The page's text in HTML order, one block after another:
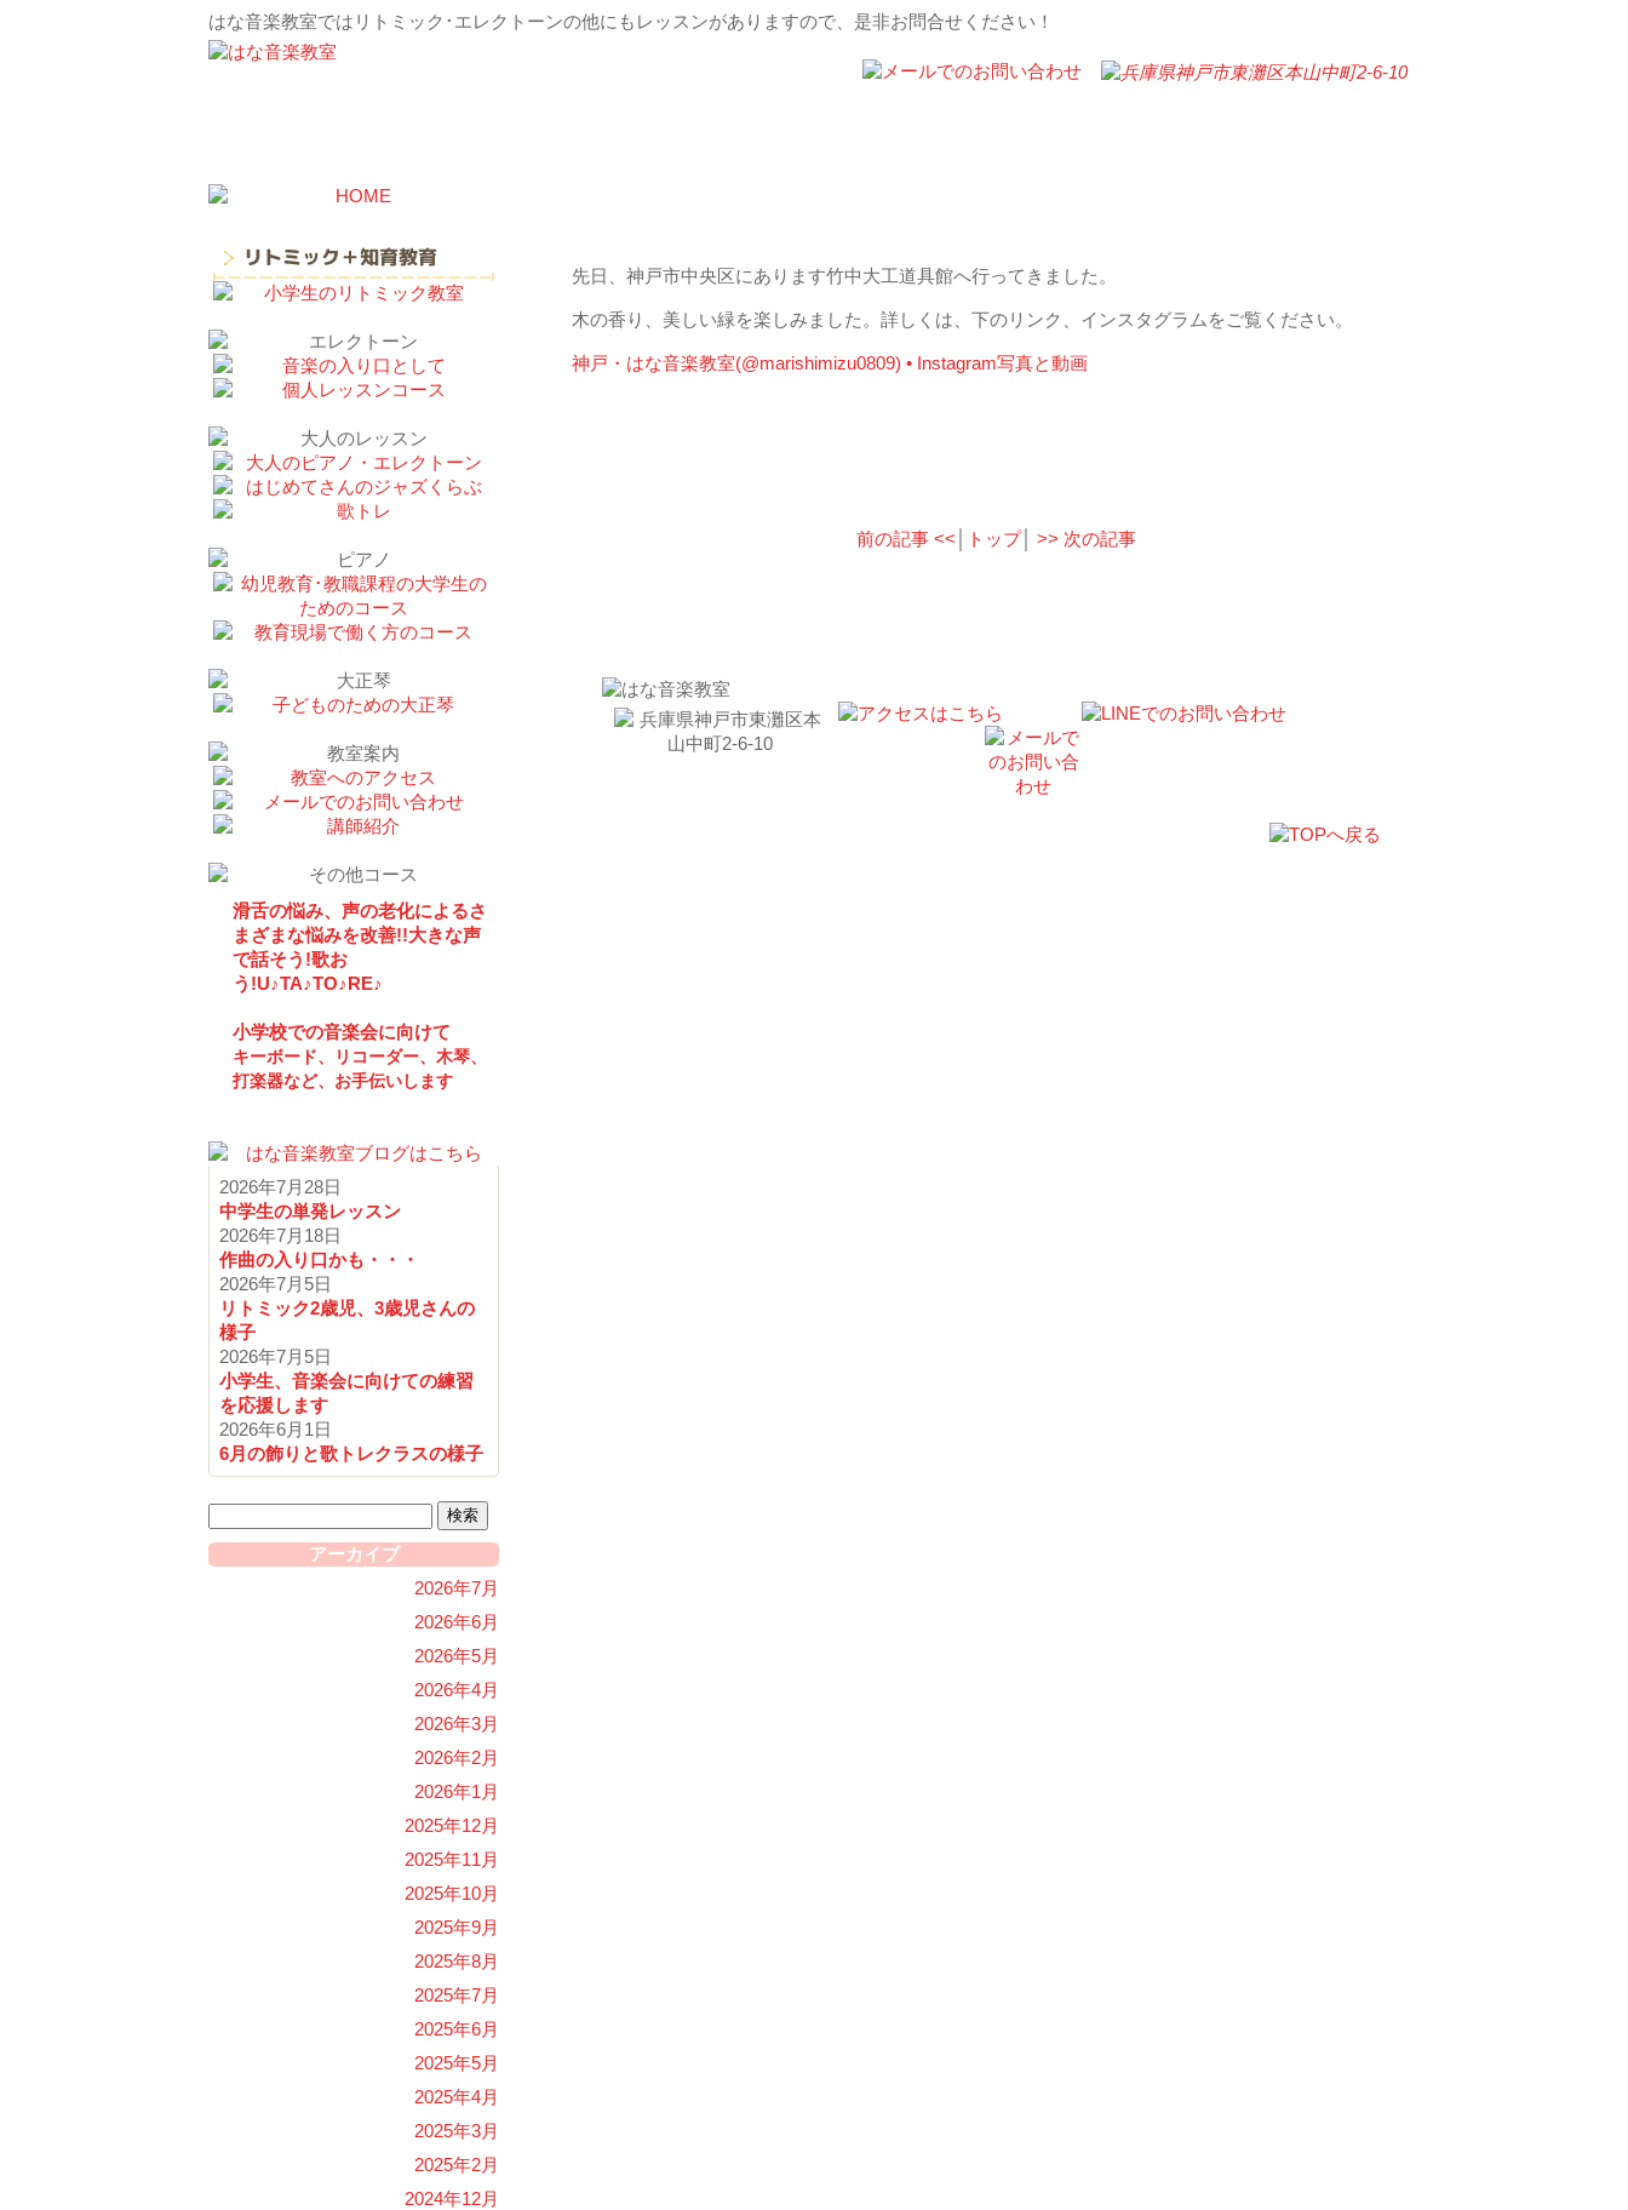
はな音楽教室ではリトミック･エレクトーンの他にもレッスンがありますので、是非お問合せください！
滑舌の悩み、声の老化によるさ
まざまな悩みを改善!!大きな声
で話そう!歌お
う!U♪TA♪TO♪RE♪
小学校での音楽会に向けて
キーボード、リコーダー、木琴、
打楽器など、お手伝いします
2026年7月28日
中学生の単発レッスン
2026年7月18日
作曲の入り口かも・・・
2026年7月5日
リトミック2歳児、3歳児さんの
様子
2026年7月5日
小学生、音楽会に向けての練習
を応援します
2026年6月1日
6月の飾りと歌トレクラスの様子
検
索:
アーカイブ
2026年7月
2026年6月
2026年5月
2026年4月
2026年3月
2026年2月
2026年1月
2025年12月
2025年11月
2025年10月
2025年9月
2025年8月
2025年7月
2025年6月
2025年5月
2025年4月
2025年3月
2025年2月
2024年12月
先日、神戸市中央区にあります竹中大工道具館へ行ってきました。
木の香り、美しい緑を楽しみました。詳しくは、下のリンク、インスタグラムをご覧ください。
神戸・はな音楽教室(@marishimizu0809) • Instagram写真と動画
前の記事 << トップ│ >> 次の記事